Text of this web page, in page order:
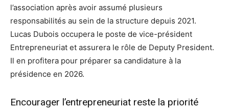
l’association après avoir assumé plusieurs
responsabilités au sein de la structure depuis 2021.
Lucas Dubois occupera le poste de vice-président
Entrepreneuriat et assurera le rôle de Deputy President.
Il en profitera pour préparer sa candidature à la
présidence en 2026.
Encourager l’entrepreneuriat reste la priorité